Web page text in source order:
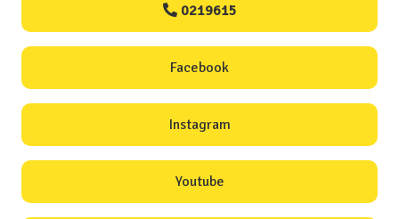
0219615
Facebook
Instagram
Youtube